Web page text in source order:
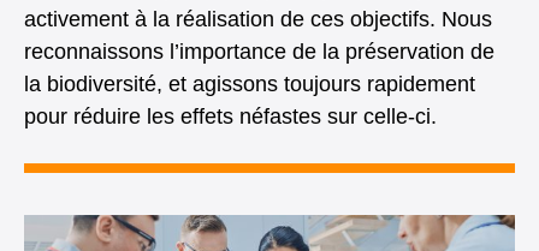
activement à la réalisation de ces objectifs. Nous
reconnaissons l’importance de la préservation de
la biodiversité, et agissons toujours rapidement
pour réduire les effets néfastes sur celle-ci.